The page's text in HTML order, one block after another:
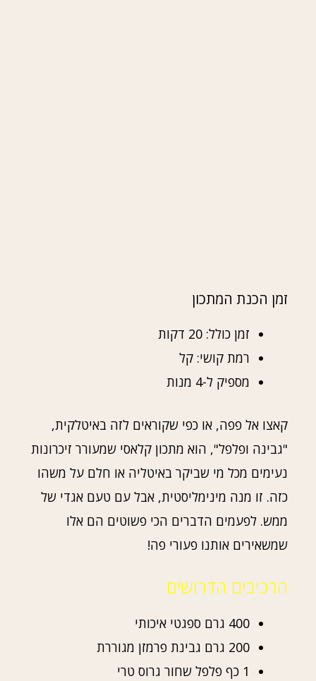
זמן הכנת המתכון
זמן כולל: 20 דקות
רמת קושי: קל
מספיק ל-4 מנות
קאצו אל פפה, או כפי שקוראים לזה באיטלקית,
"גבינה ופלפל", הוא מתכון קלאסי שמעורר זיכרונות
נעימים מכל מי שביקר באיטליה או חלם על משהו
כזה. זו מנה מינימליסטית, אבל עם טעם אגדי של
ממש. לפעמים הדברים הכי פשוטים הם אלו
שמשאירים אותנו פעורי פה!
הרכיבים הדרושים
400 גרם ספגטי איכותי
200 גרם גבינת פרמזן מגוררת
1 כף פלפל שחור גרוס טרי